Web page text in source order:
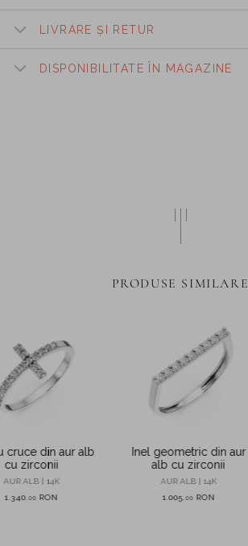
LIVRARE ȘI RETUR
DISPONIBILITATE ÎN MAGAZINE
PRODUSE SIMILARE
cruce din aur alb
cu zirconii
AUR ALB | 14K
1.340 ,00 RON
Inel geometric din aur
alb cu zirconii
AUR ALB | 14K
1.005 00 RON